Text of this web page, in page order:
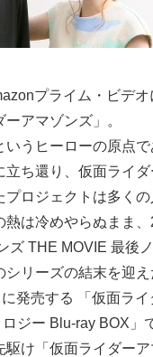
プライム・ビデオ
アマゾンズ」。
うヒーローの原点で
ち還り、仮面ライダ
プロジェクトは多く
熱は冷めやらぬまま
ズ THE MOVIE 最後
リーズの結末を迎え
発売する 「仮面ライ
ジー Blu-ray BOX」
駆け「仮面ライダー